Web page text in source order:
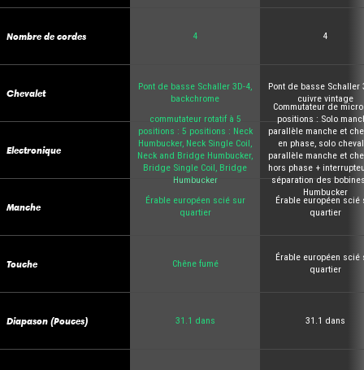
Nombre de cordes
Chevalet
Electronique
Manche
Touche
Diapason (Pouces)
4
Pont de basse Schaller 3D-4,
backchrome
commutateur rotatif à 5
positions : 5 positions : Neck
Humbucker, Neck Single Coil,
Neck and Bridge Humbucker,
Bridge Single Coil, Bridge
Humbucker
Érable européen scié sur
quartier
Chêne fumé
31.1 dans
4
Pont de basse Schaller
cuivre vintage
Commutateur de
positions : Solo
parallèle manche et
en phase, solo
parallèle manche et
hors phase +
séparation des
Humbucker
Érable européen scié
quartier
Érable européen scié
quartier
31.1 dans